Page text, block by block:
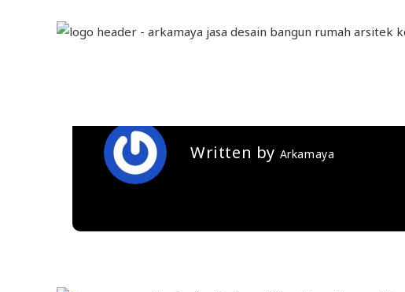
Berbagai Tips
Written by Arkamaya